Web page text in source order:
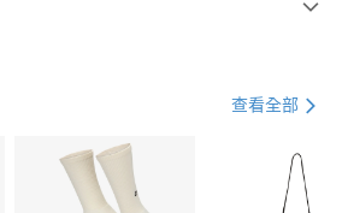
21家銀行
查看全部